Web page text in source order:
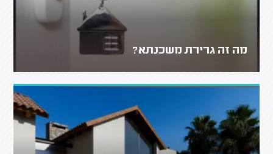
מה זה גרירת משכנתא?